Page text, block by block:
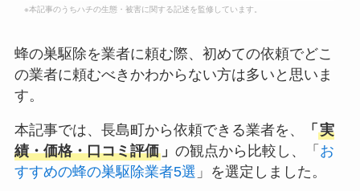
※本記事のうちハチの生態・被害に関する記述を監修しています。
蜂の巣駆除を業者に頼む際、初めての依頼でどこ
の業者に頼むべきかわからない方は多いと思いま
す。
本記事では、長島町から依頼できる業者を、 「 実
績・価格・口コミ評価」 の観点から比較し、「 お
すすめの蜂の巣駆除業者5選 」を選定しました。